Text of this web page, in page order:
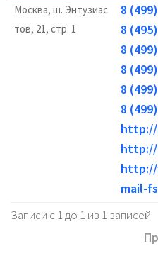
Москва, ш. Энтузиас
тов, 21, стр. 1
8
8
8
8
8
8
http://
http://
mail-
Записи с 1 до 1 из 1 записей